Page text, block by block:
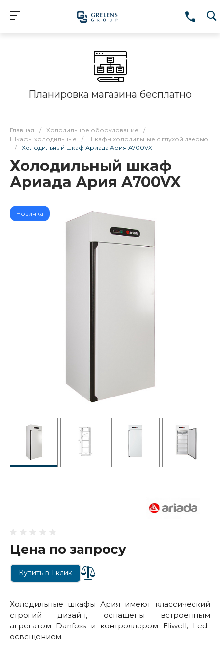
Планировка магазина бесплатно
Главная / Холодильное оборудование
/
Шкафы холодильные
/
Шкафы холодильные с глухой дверью
/
Холодильный шкаф Ариада Ария A700VX
Холодильный шкаф
Ариада Ария A700VX
Новинка
Цена по запросу
Купить в 1 клик
Холодильные шкафы Ария имеют классический
строгий дизайн, оснащены встроенным
агрегатом Danfoss и контроллером Eliwell, Led-
освещением.